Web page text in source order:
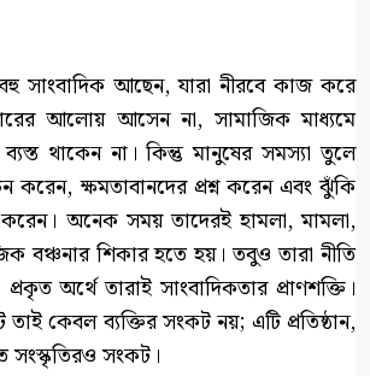
সাংবাদিক আছেন, যারা নীরবে কাজ করে
আলোয় আসেন না, সামাজিক মাধ্যমে
ব্যস্ত থাকেন না। কিন্তু মানুষের সমস্যা তুলে
করেন, ক্ষমতাবানদের প্রশ্ন করেন এবং ঝুঁকি
অনেক সময় তাদেরই হামলা, মামলা,
বঞ্চনার শিকার হতে হয়। তবুও তারা নীতি
অর্থে তারাই সাংবাদিকতার প্রাণশক্তি।
কেবল ব্যক্তির সংকট নয়; এটি প্রতিষ্ঠান,
সংস্কৃতিরও সংকট।